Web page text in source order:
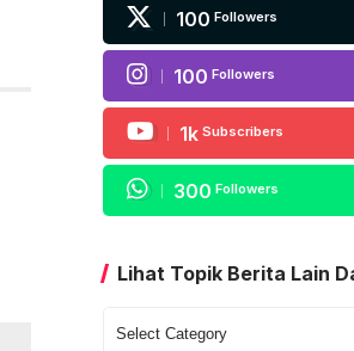
100 Followers
100 Followers
1k Subscribers
300 Followers
Lihat Topik Berita Lain
Lihat